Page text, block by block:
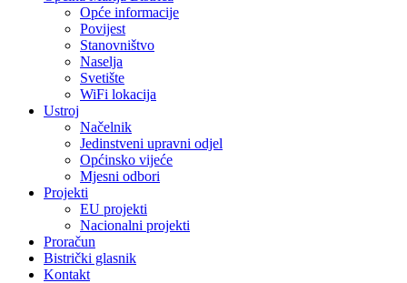
Opće informacije
Povijest
Stanovništvo
Naselja
Svetište
WiFi lokacija
Ustroj
Načelnik
Jedinstveni upravni odjel
Općinsko vijeće
Mjesni odbori
Projekti
EU projekti
Nacionalni projekti
Proračun
Bistrički glasnik
Kontakt